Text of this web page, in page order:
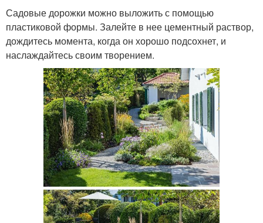
Садовые дорожки можно выложить с помощью
пластиковой формы. Залейте в нее цементный раствор,
дождитесь момента, когда он хорошо подсохнет, и
наслаждайтесь своим творением.